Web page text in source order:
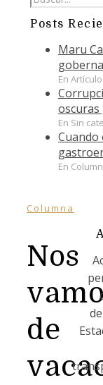
Posts
Maru
En Artículo
En Sin
Cuando
En
Columna
Nos
de